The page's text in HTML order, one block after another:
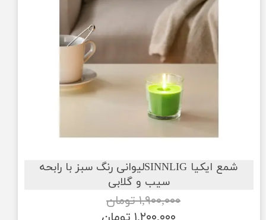
شمع ایکیا SINNLIGلیوانی رنگ سبز با رابحه
سیب و گلابی
۱,۹۰۰,۰۰۰ تومان